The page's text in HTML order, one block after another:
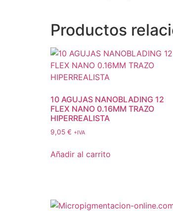
Productos
10 AGUJAS NANOBLADING 12
FLEX NANO 0.16MM TRAZO
HIPERREALISTA
9,05 € +IVA
Añadir al carrito